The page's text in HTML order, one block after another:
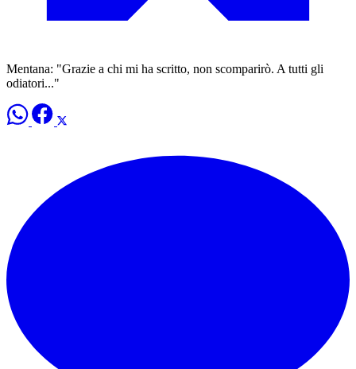
Mentana: "Grazie a chi mi ha scritto, non scomparirò. A tutti gli
odiatori..."